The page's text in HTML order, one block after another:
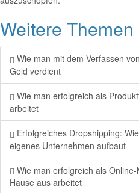
Weitere Themen
Wie man mit dem Verfassen
Geld verdient
Wie man erfolgreich als
arbeitet
Erfolgreiches Dropshipping:
eigenes Unternehmen aufbaut
Wie man erfolgreich als
Hause aus arbeitet